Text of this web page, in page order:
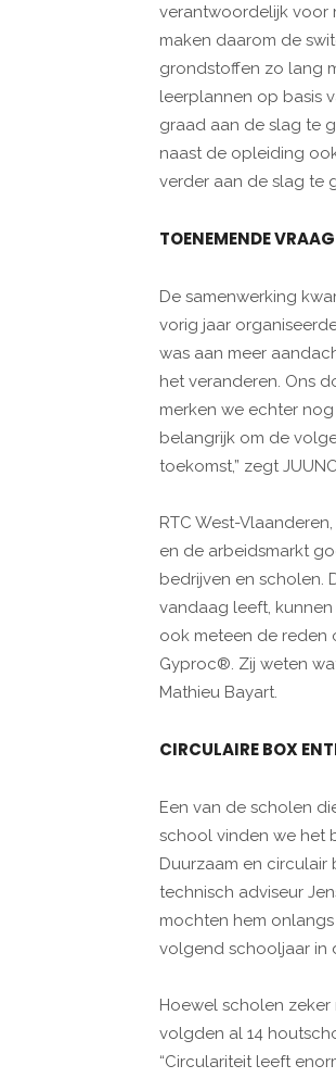
verantwoordelijk voor
maken daarom de
grondstoffen zo lang
leerplannen op basis
graad aan de slag te
naast de opleiding
verder aan de slag te
TOENEMENDE
De samenwerking
vorig jaar
was aan meer
het veranderen. Ons
merken we echter
belangrijk om de
toekomst,” zegt
RTC West-
en de arbeidsmarkt
bedrijven en scholen.
vandaag leeft,
ook meteen de reden
Gyproc®. Zij weten
Mathieu Bayart.
CIRCULAIRE BOX
Een van de scholen
school vinden we het
Duurzaam en circulair
technisch adviseur
mochten hem
volgend schooljaar in
Hoewel scholen
volgden al 14
“Circulariteit leeft